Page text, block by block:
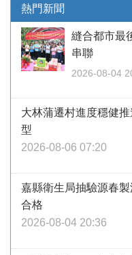
熱門新聞
縫合都市最
串聯
2026-08-04
大林蒲遷村進度穩健
型
2026-08-06 07:20
嘉縣衛生局抽驗源春
合格
2026-08-04 20:36